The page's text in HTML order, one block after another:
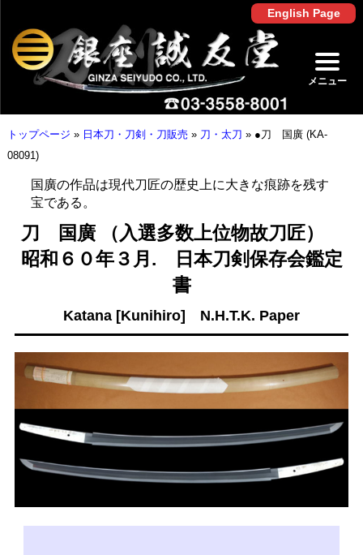
English Page
メニュー
トップページ » 日本刀・刀剣・刀販売 » 刀・太刀 » ●刀 国廣 (KA-
08091)
国廣の作品は現代刀匠の歴史上に大きな痕跡を残す
宝である。
刀 国廣 （入選多数上位物故刀匠）
昭和６０年３月. 日本刀剣保存会鑑定
書
Katana [Kunihiro] N.H.T.K. Paper